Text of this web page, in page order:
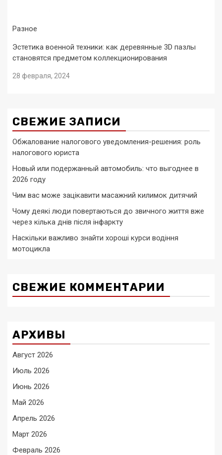
Разное
Эстетика военной техники: как деревянные 3D пазлы
становятся предметом коллекционирования
28 февраля, 2024
СВЕЖИЕ ЗАПИСИ
Обжалование налогового уведомления-решения: роль
налогового юриста
Новый или подержанный автомобиль: что выгоднее в
2026 году
Чим вас може зацікавити масажний килимок дитячий
Чому деякі люди повертаються до звичного життя вже
через кілька днів після інфаркту
Наскільки важливо знайти хороші курси водіння
мотоцикла
СВЕЖИЕ КОММЕНТАРИИ
АРХИВЫ
Август 2026
Июль 2026
Июнь 2026
Май 2026
Апрель 2026
Март 2026
Февраль 2026